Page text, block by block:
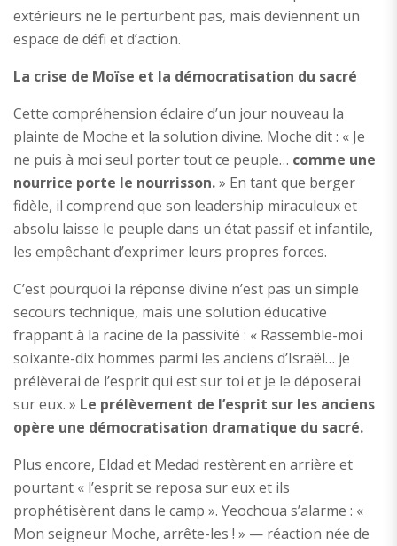
extérieurs ne le perturbent pas, mais deviennent un
espace de défi et d’action.
La crise de Moïse et la démocratisation du sacré
Cette compréhension éclaire d’un jour nouveau la
plainte de Moche et la solution divine. Moche dit : « Je
ne puis à moi seul porter tout ce peuple… comme une
nourrice porte le nourrisson.» En tant que berger
fidèle, il comprend que son leadership miraculeux et
absolu laisse le peuple dans un état passif et infantile,
les empêchant d’exprimer leurs propres forces.
C’est pourquoi la réponse divine n’est pas un simple
secours technique, mais une solution éducative
frappant à la racine de la passivité : « Rassemble-moi
soixante-dix hommes parmi les anciens d’Israël… je
prélèverai de l’esprit qui est sur toi et je le déposerai
sur eux. » Le prélèvement de l’esprit sur les anciens
opère une démocratisation dramatique du sacré.
Plus encore, Eldad et Medad restèrent en arrière et
pourtant « l’esprit se reposa sur eux et ils
prophétisèrent dans le camp ». Yeochoua s’alarme : «
Mon seigneur Moche, arrête-les ! » — réaction née de